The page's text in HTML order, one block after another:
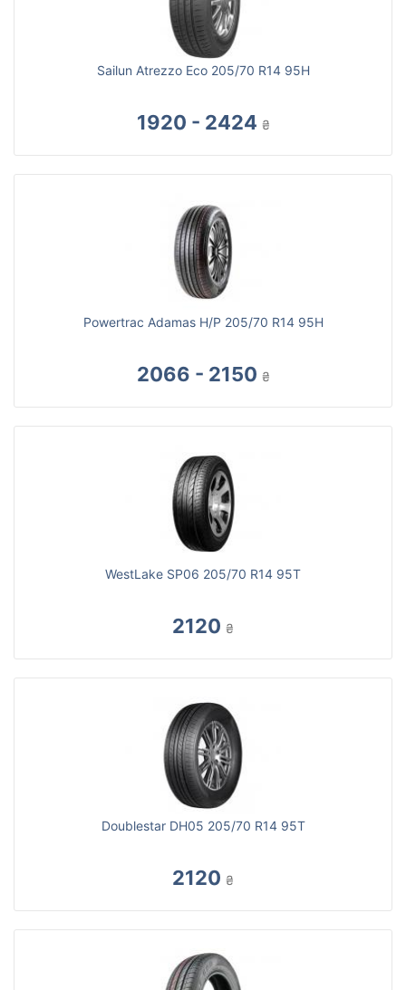
Sailun Atrezzo Eco 205/70 R14 95H
1920 - 2424 ₴
Powertrac Adamas H/P 205/70 R14 95H
2066 - 2150 ₴
WestLake SP06 205/70 R14 95T
2120 ₴
Doublestar DH05 205/70 R14 95T
2120 ₴